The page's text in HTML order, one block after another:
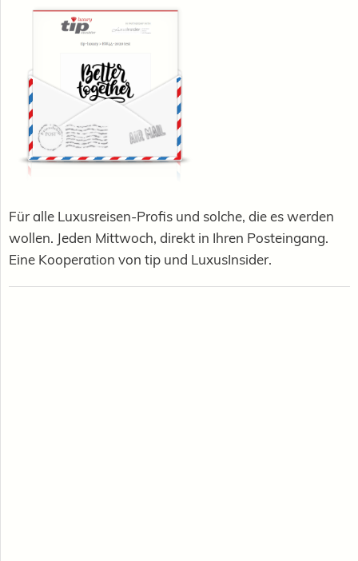
Für alle Luxusreisen-Profis und solche, die es werden
wollen. Jeden Mittwoch, direkt in Ihren Posteingang.
Eine Kooperation von tip und LuxusInsider.